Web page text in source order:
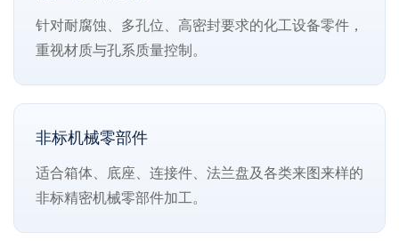
针对耐腐蚀、多孔位、高密封要求的化工设备零件，
重视材质与孔系质量控制。
非标机械零部件
适合箱体、底座、连接件、法兰盘及各类来图来样的
非标精密机械零部件加工。